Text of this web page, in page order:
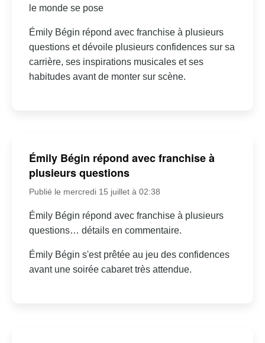
le monde se pose
Émily Bégin répond avec franchise à plusieurs
questions et dévoile plusieurs confidences sur sa
carrière, ses inspirations musicales et ses
habitudes avant de monter sur scène.
Émily Bégin répond avec franchise à
plusieurs questions
Publié le mercredi 15 juillet à 02:38
Émily Bégin répond avec franchise à plusieurs
questions… détails en commentaire.
Émily Bégin s'est prêtée au jeu des confidences
avant une soirée cabaret très attendue.